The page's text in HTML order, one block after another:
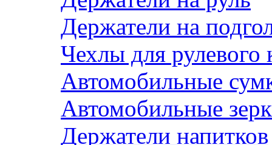
Держатели на
Чехлы для рулевого
Автомобильные
Автомобильные
Держатели напитков